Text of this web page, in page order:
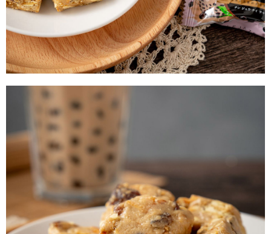
恩沛科技股份有限公司將有權停止該用戶之使用額度並採取法律行動。